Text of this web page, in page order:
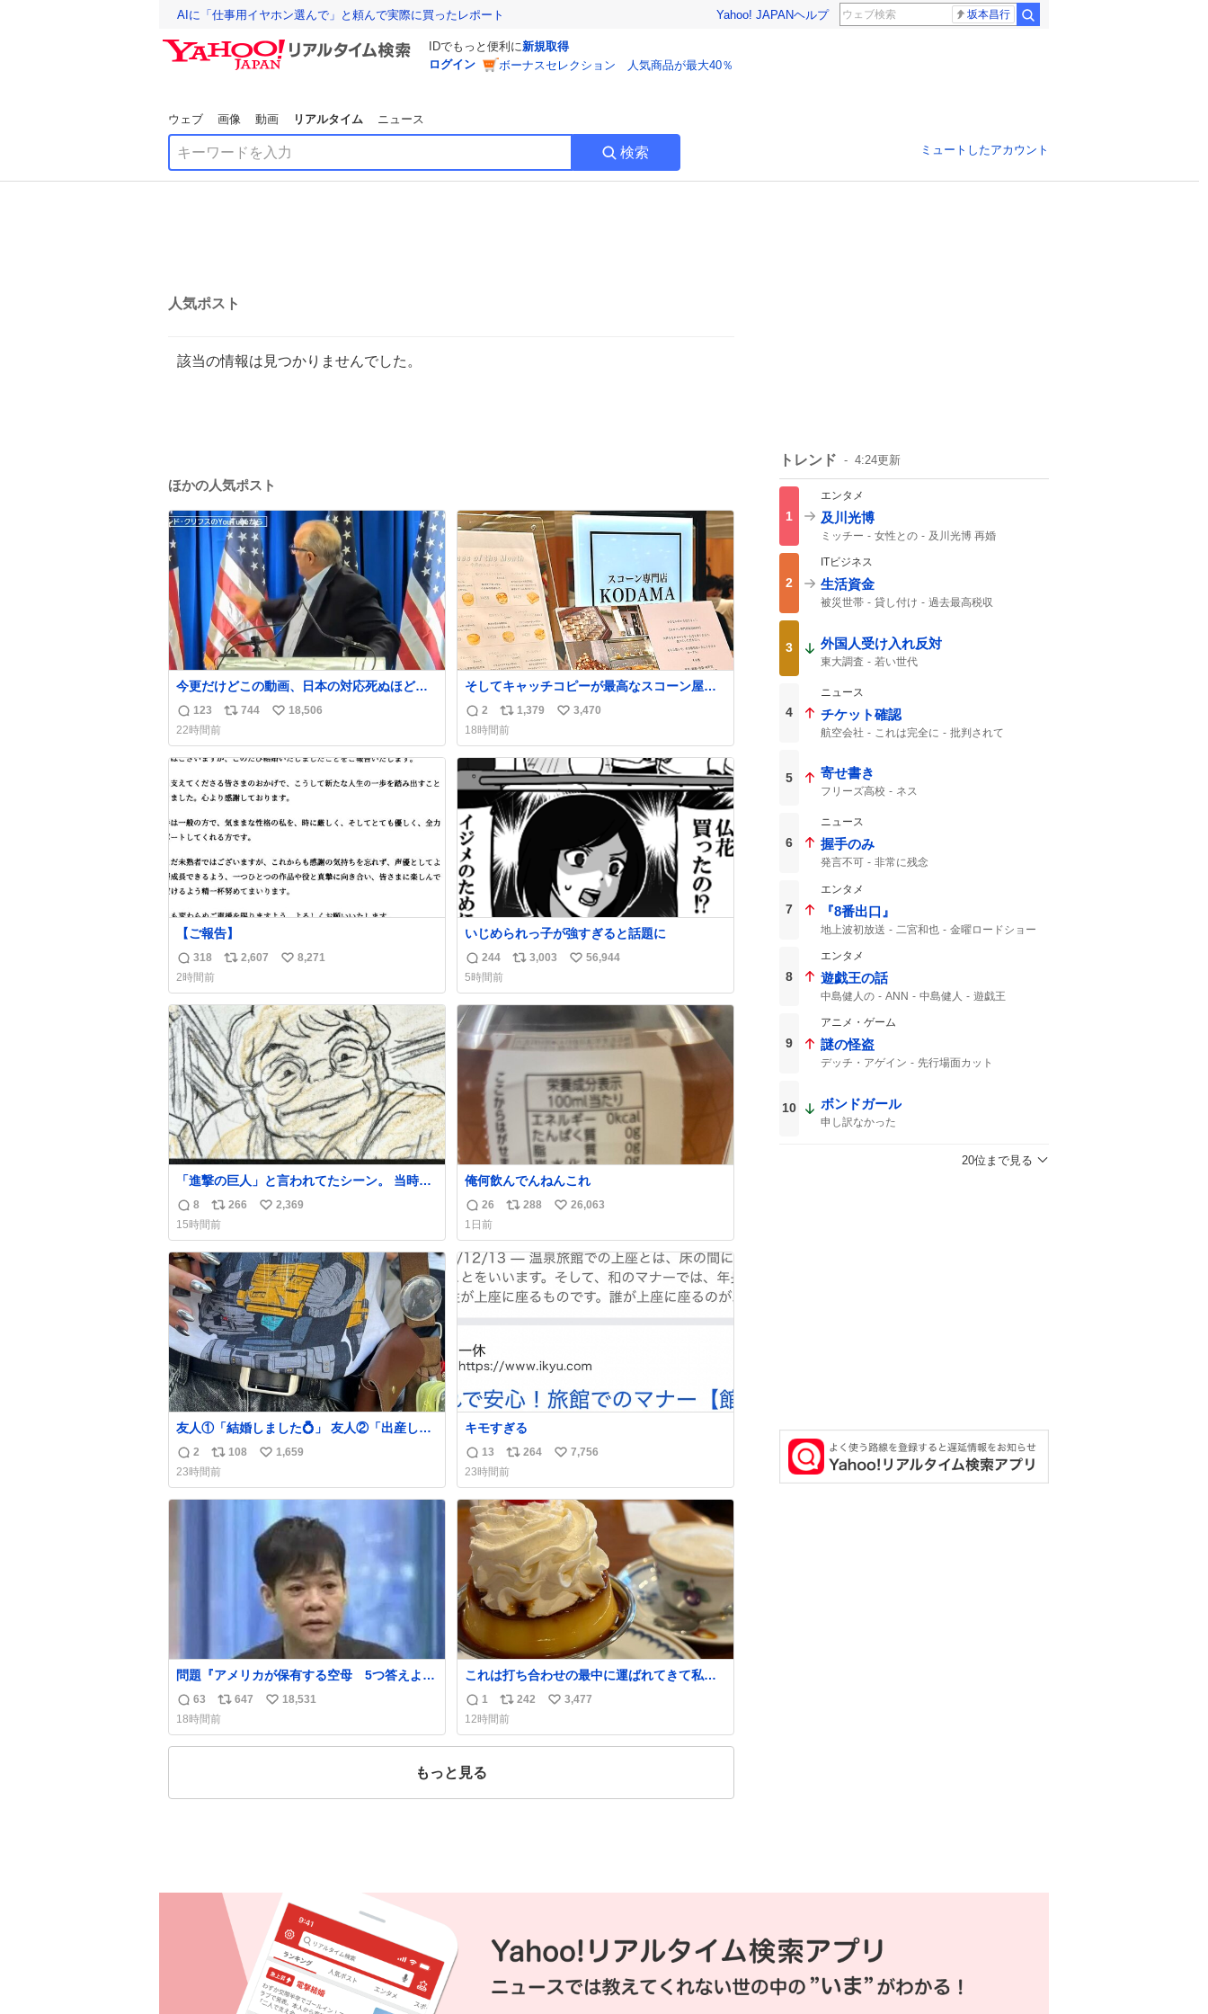
AIに「仕事用イヤホン選んで」と頼んで実際に買ったレポート Yahoo! JAPANヘルプ 坂本昌行
IDでもっと便利に新規取得
ログイン
ボーナスセレクション 人気商品が最大40％
ウェブ 画像 動画 リアルタイム ニュース
検索 ミュートしたアカウント
人気ポスト
該当の情報は見つかりませんでした。
ほかの人気ポスト
今更だけどこの動画、日本の対応死ぬほど京
都でおもしろい。 なんなら敬語で丁寧に煽り
まくってるの好き。笑
返
信
数
123
リ
ス
数
744
い
ね
18,506
22時間前
そしてキャッチコピーが最高なスコーン屋さ
んを見つけてしまったので思わず買い込んで
しまった。スコーンなんてパッサパサなほど
ええですからね。
返
信
数
2
リ
ポ
ス
ト
数
1,379
い
ね
数
3,470
18時間前
【ご報告】
返
信
数
318
リ
ス
ト
数
2,607
い
ね
数
8,271
2時間前
いじめられっ子が強すぎると話題に
返
信
数
244
リ
ス
3,003
い
ね
56,944
5時間前
「進撃の巨人」と言われてたシーン。 当時僕
は知らなかったのですが、今見るとすごく
「進撃の巨人」ですね。。
返
信
数
8
リ
ポ
ス
ト
数
266
い
ね
数
2,369
15時間前
俺何飲んでんねんこれ
返
信
数
26
リ
ス
ト
数
288
い
ね
数
26,063
1日前
友人①「結婚しました💍」 友人②「出産しま
した👼🏻」 友人③「マイホーム建てました
🏡」 私「どハマりしたヴィズラ家の末裔に心
狂わされました」
返
信
数
2
リ
ポ
ス
108
い
ね
1,659
23時間前
キモすぎる
返
信
数
13
リ
ポ
ス
ト
数
264
い
ね
数
7,756
23時間前
問題『アメリカが保有する空母 5つ答えよ』
名倉「ホンマごめん、日本」
返
信
数
63
リ
ポ
ス
647
い
ね
18,531
18時間前
これは打ち合わせの最中に運ばれてきて私の
理性を根こそぎ奪い去ったプリンの写真で
す。
返
信
数
1
リ
ポ
ス
242
い
ね
3,477
12時間前
もっと見る
トレンド 4:24更新
1
エンタメ
及川光博
ミッチー 女性との
及川光博 再婚
俳優として
2
ITビジネス
生活資金
被災世帯 貸し付け
過去最高税収
3 外国人受け入れ反対
東大調査 若い世代
4
ニュース
チケット確認
航空会社 これは完全に
批判されて
5 寄せ書き
フリーズ高校 ネス
6
ニュース
握手のみ
発言不可 非常に残念
7
エンタメ
『8番出口』
地上波初放送 二宮和也
金曜ロードショー
ゲーム
8
エンタメ
遊戯王の話
中島健人の ANN 中島健人 遊戯王
9
アニメ・ゲーム
謎の怪盗
デッチ・アゲイン
先行場面カット
たんプリ
あさ8
10 ボンドガール
申し訳なかった
20位まで見る